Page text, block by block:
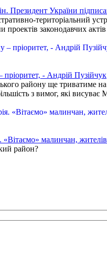
Президент України
територіальний
законодавчих
- Андрій Пузійчук
району ще триватиме
з вимог, які висуває
«Вітаємо» малинчан,
район?